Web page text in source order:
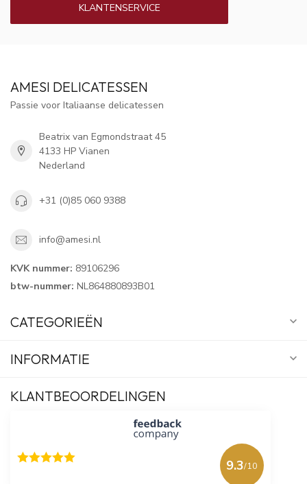
KLANTENSERVICE
AMESI DELICATESSEN
Passie voor Italiaanse delicatessen
Beatrix van Egmondstraat 45
4133 HP Vianen
Nederland
+31 (0)85 060 9388
info@amesi.nl
KVK nummer: 89106296
btw-nummer: NL864880893B01
CATEGORIEËN
INFORMATIE
KLANTBEOORDELINGEN
9.3/10